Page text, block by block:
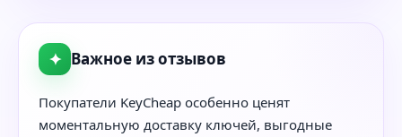
✦ Важное из отзывов
Покупатели KeyCheap особенно ценят
моментальную доставку ключей, выгодные